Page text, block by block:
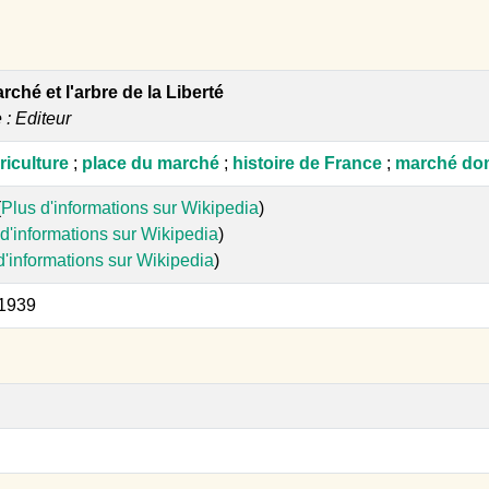
et l'arbre de la Liberté
: Editeur
; place du marché ; histoire de France ; marché
Plus d'informations sur Wikipedia)
sur Wikipedia)
sur Wikipedia)